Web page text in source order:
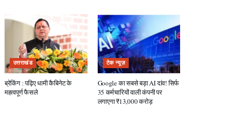
उत्तराखंड
ब्रेकिंग : पढ़िए धामी कैबिनेट के
महत्वपूर्ण फैसले
टेक न्यूज़
Google का सबसे बड़ा AI दांव! सिर्फ
35 कर्मचारियों वाली कंपनी पर
लगाएगा ₹13,000 करोड़